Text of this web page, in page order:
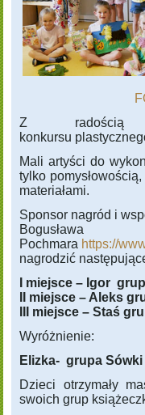
Z radością
konkursu
Mali artyści do
tylko
materiałami.
Sponsor nagród i
Bogusława
Pochmara https://
nagrodzić
I miejsce – Igor
II miejsce – Aleks
III miejsce – Staś
Wyróżnienie:
Elizka- grupa Sówki
Dzieci otrzymały
swoich grup